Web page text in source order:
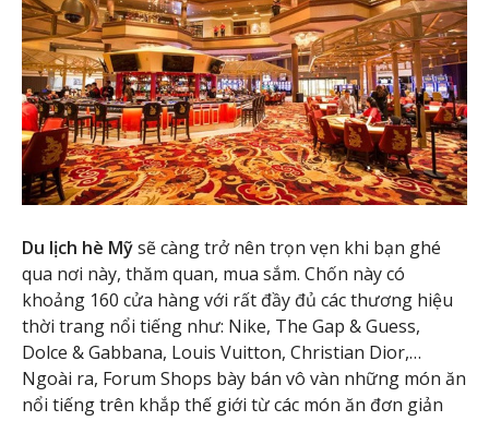
Du lịch hè Mỹsẽ càng trở nên trọn vẹn khi bạn ghé
qua nơi này, thăm quan, mua sắm. Chốn này có
khoảng 160 cửa hàng với rất đầy đủ các thương hiệu
thời trang nổi tiếng như: Nike, The Gap & Guess,
Dolce & Gabbana, Louis Vuitton, Christian Dior,…
Ngoài ra, Forum Shops bày bán vô vàn những món ăn
nổi tiếng trên khắp thế giới từ các món ăn đơn giản